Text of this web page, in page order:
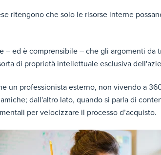
ritengono che solo le risorse interne
– ed è comprensibile – che gli argomenti da
di proprietà intellettuale esclusiva
un professionista esterno, non vivendo a
dall'altro lato, quando si parla di
per velocizzare il processo d’acquisto.